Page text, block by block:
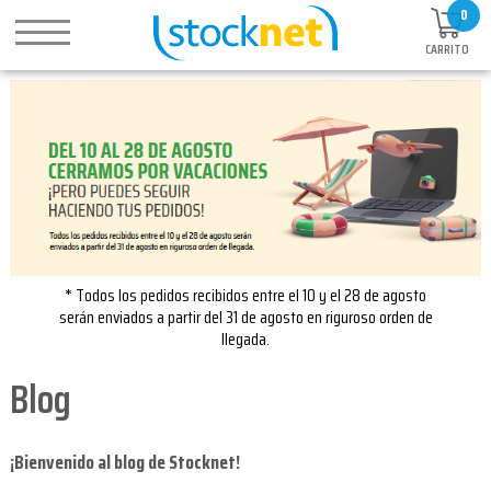
0
CARRITO
* Todos los pedidos recibidos entre el 10 y el 28 de agosto
serán enviados a partir del 31 de agosto en riguroso orden de
llegada.
Blog
¡Bienvenido al blog de Stocknet!